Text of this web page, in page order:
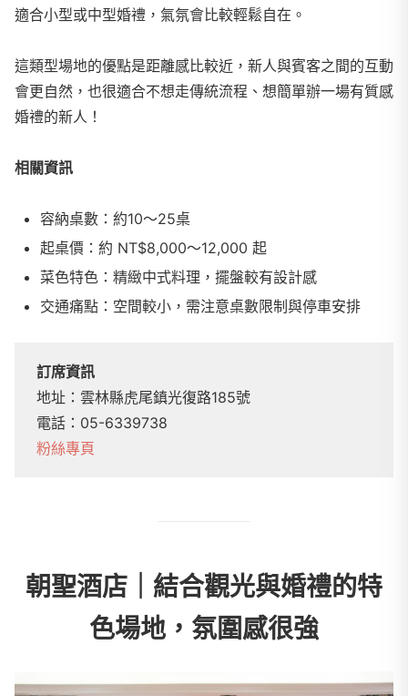
適合小型或中型婚禮，氣氛會比較輕鬆自在。
這類型場地的優點是距離感比較近，新人與賓客之間的互動
會更自然，也很適合不想走傳統流程、想簡單辦一場有質感
婚禮的新人！
相關資訊
容納桌數：約10～25桌
起桌價：約 NT$8,000～12,000 起
菜色特色：精緻中式料理，擺盤較有設計感
交通痛點：空間較小，需注意桌數限制與停車安排
訂席資訊
地址：雲林縣虎尾鎮光復路185號
電話：05-6339738
粉絲專頁
朝聖酒店｜結合觀光與婚禮的特
色場地，氛圍感很強